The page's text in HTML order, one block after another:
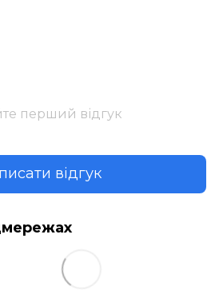
перший відгук
відгук